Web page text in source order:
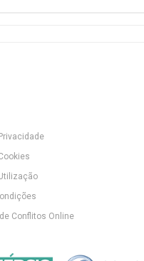
Conflitos Online